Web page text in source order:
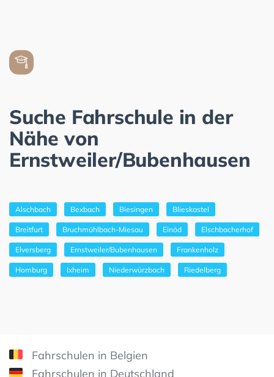
Suche Fahrschule in der
Nähe von
Ernstweiler/Bubenhausen
Alschbach Bexbach Biesingen Blieskastel
Breitfurt Bruchmühlbach-Miesau Einöd Elschbacherhof
Elversberg Ernstweiler/Bubenhausen Frankenholz
Homburg Ixheim Niederwürzbach Riedelberg
Fahrschulen in Belgien
Fahrschulen in Deutschland